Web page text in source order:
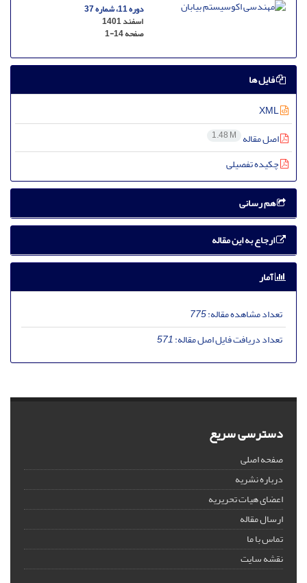
دوره 11، شماره 37
اسفند 1401
صفحه1-14
فایل ها
اصل مقاله 1.48 M
چکیده تفصیلی
هم رسانی
ارجاع به این مقاله
آمار
تعداد مشاهده مقاله:775
تعداد دریافت فایل اصل مقاله:571
دسترسی سریع
صفحه اصلی
درباره نشریه
اعضای هیات تحریریه
ارسال مقاله
تماس با ما
نقشه سایت